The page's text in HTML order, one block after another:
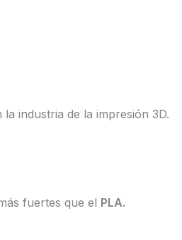
industria de la impresión 3D.
fuertes que el PLA.